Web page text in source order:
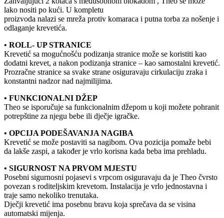
lako nositi po kući. U kompletu
proizvoda nalazi se mreža protiv komaraca i putna torba za nošenje i
odlaganje krevetića.
• ROLL- UP STRANICE
Krevetić sa mogućnošću podizanja stranice može se koristiti kao
dodatni krevet, a nakon podizanja stranice – kao samostalni krevetić.
Prozračne stranice sa svake strane osiguravaju cirkulaciju zraka i
konstantni nadzor nad najmilijima.
• FUNKCIONALNI DŽEP
Theo se isporučuje sa funkcionalnim džepom u koji možete pohranit
potrepštine za njegu bebe ili dječje igračke.
• OPCIJA PODEŠAVANJA NAGIBA
Krevetić se može postaviti sa nagibom. Ova pozicija pomaže bebi
da lakše zaspi, a također je vrlo korisna kada beba ima prehladu.
• SIGURNOST NA PRVOM MJESTU
Posebni sigurnosni pojasevi s vrpcom osiguravaju da je Theo čvrsto
povezan s roditeljskim krevetom. Instalacija je vrlo jednostavna i
traje samo nekoliko trenutaka.
Dječji krevetić ima posebnu bravu koja sprečava da se visina
automatski mijenja.